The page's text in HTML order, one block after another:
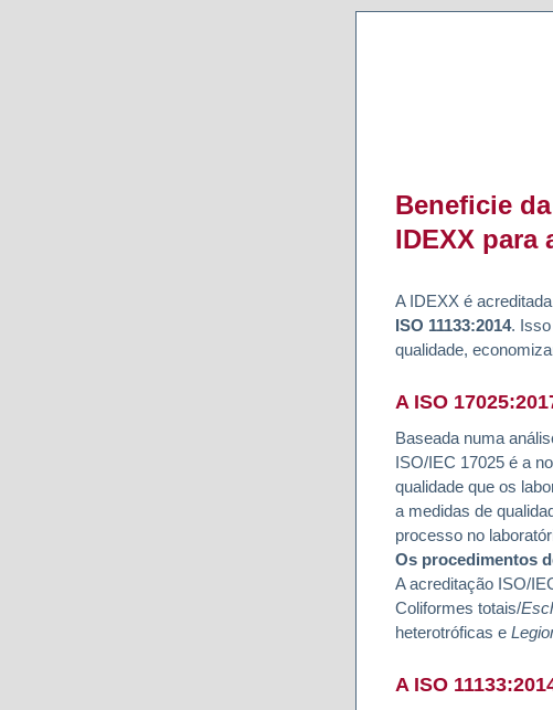
Beneficie
IDEXX
A IDEXX é
ISO 11133:2014.
qualidade,
A ISO
Baseada numa
ISO/IEC 17025 é a
qualidade que os
a medidas de
processo no
Os procedimentos
A acreditação ISO/
Coliformes totais/
heterotróficas e
A ISO